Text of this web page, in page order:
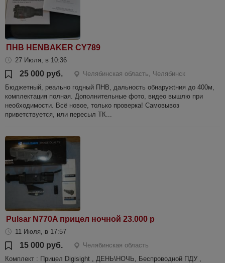
ПНВ HENBAKER CY789
27 Июля, в 10:36
25 000 руб.
Челябинская область, Челябинск
Бюджетный, реально годный ПНВ, дальность обнаружtния до 400м,
комплектация полная. Дополнительные фото, видео вышлю при
необходимости. Всё новое, только проверка! Самовывоз
приветствуется, или пересыл ТК...
Pulsar N770A прицел ночной 23.000 р
11 Июля, в 17:57
15 000 руб.
Челябинская область
Комплект : Прицел Digisight , ДЕНЬ\НОЧЬ, Беспроводной ПДУ ,